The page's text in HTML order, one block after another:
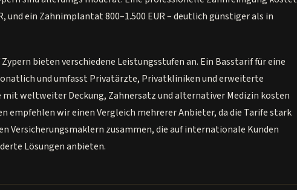
und ein Zahnimplantat 800–1.500 EUR – deutlich günstiger als in
bieten verschiedene Leistungsstufen an. Ein Basstarif für eine
und umfasst Privatärzte, Privatkliniken und erweiterte
weltweiter Deckung, Zahnersatz und alternativer Medizin kosten
empfehlen wir einen Vergleich mehrerer Anbieter, da die Tarife stark
Versicherungsmaklern zusammen, die auf internationale Kunden
Lösungen anbieten.